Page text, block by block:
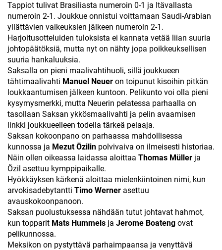
Tappiot tulivat Brasiliasta numeroin 0-1 ja Itävallasta
numeroin 2-1. Joukkue onnistui voittamaan Saudi-Arabian
yllättävien vaikeuksien jälkeen numeroin 2-1.
Harjoitusotteluiden tuloksista ei kannata vetää liian suuria
johtopäätöksiä, mutta nyt on nähty jopa poikkeuksellisen
suuria hankaluuksia.
Saksalla on pieni maalivahtihuoli, sillä joukkueen
tähtimaalivahti Manuel Neuer on toipunut kisoihin pitkän
loukkaantumisen jälkeen kuntoon. Pelikunto voi olla pieni
kysymysmerkki, mutta Neuerin pelatessa parhaalla on
tasollaan Saksan ykkösmaalivahti ja pelin avaamisen
linkki joukkueelleen todella tärkeä pelaaja.
Saksan kokoonpano on parhaassa mahdollisessa
kunnossa ja Mezut Özilin polvivaiva on ilmeisesti historiaa.
Näin ollen oikeassa laidassa aloittaa Thomas Müller ja
Özil asettuu kymppipaikalle.
Hyökkäyksen kärkenä aloittaa mielenkiintoinen nimi, kun
arvokisadebytantti Timo Werner asettuu
avauskokoonpanoon.
Saksan puolustuksessa nähdään tutut johtavat hahmot,
kun topparit Mats Hummels ja Jerome Boateng ovat
pelikunnossa.
Meksikon on pystyttävä parhaimpaansa ja venyttävä